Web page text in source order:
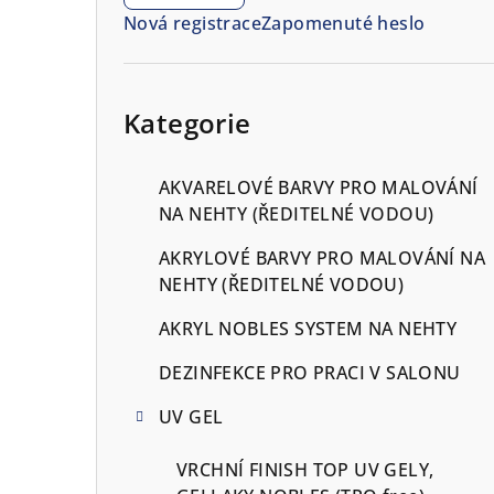
Nová registraceZapomenuté heslo
Kategorie
AKVARELOVÉ BARVY PRO MALOVÁNÍ
NA NEHTY (ŘEDITELNÉ VODOU)
AKRYLOVÉ BARVY PRO MALOVÁNÍ NA
NEHTY (ŘEDITELNÉ VODOU)
AKRYL NOBLES SYSTEM NA NEHTY
DEZINFEKCE PRO PRACI V SALONU
UV GEL
VRCHNÍ FINISH TOP UV GELY,